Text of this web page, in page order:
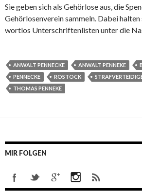
Sie geben sich als Gehörlose aus, die
Gehörlosenverein sammeln. Dabei
wortlos Unterschriftenlisten unter die
ANWALT PENNECKE ANWALT PENNEKE
PENNECKE
ROSTOCK
THOMAS PENNEKE
MIR FOLGEN